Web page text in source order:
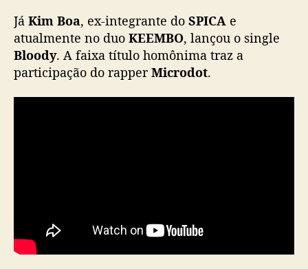
U
R
E
K
Já Kim Boa, ex-integrante do SPICA e
atualmente no duo KEEMBO, lançou o single
Bloody. A faixa título homônima traz a
participação do rapperMicrodot.